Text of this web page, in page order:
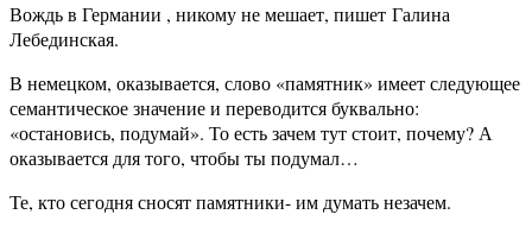
Вождь в Германии , никому не мешает, пишет Галина
Лебединская.
В немецком, оказывается, слово «памятник» имеет следующее
семантическое значение и переводится буквально:
«остановись, подумай». То есть зачем тут стоит, почему? А
оказывается для того, чтобы ты подумал…
Те, кто сегодня сносят памятники- им думать незачем.